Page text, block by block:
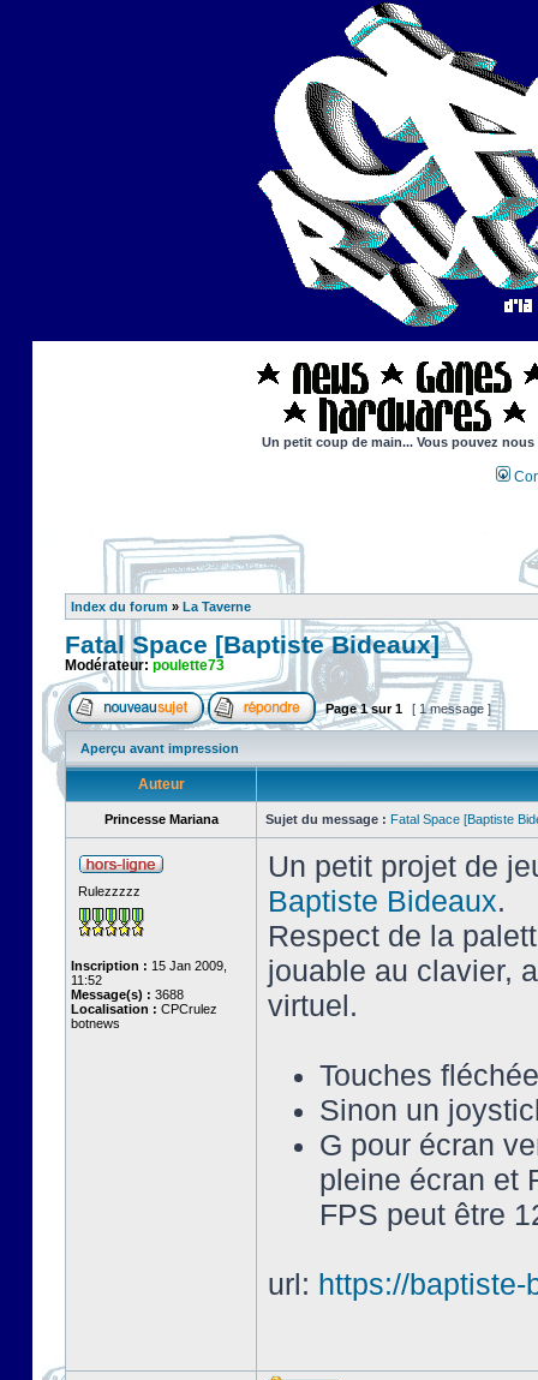
Un petit coup de main... Vous pouvez
Index du forum » La Taverne
Fatal Space [Baptiste Bideaux]
Modérateur: poulette73
Page1sur1 [ 1 message ]
Aperçu avant impression
Auteur
Princesse Mariana Sujet du message : Fatal Space [Baptiste
Rulezzzzz
Inscription : 15 Jan 2009,
11:52
Message(s) : 3688
Localisation : CPCrulez
botnews
Un petit projet de
Baptiste Bideaux.
Respect de la
jouable au clavier,
virtuel.
Touches
Sinon un
G pour écran
pleine écran et
FPS peut être
url: https://